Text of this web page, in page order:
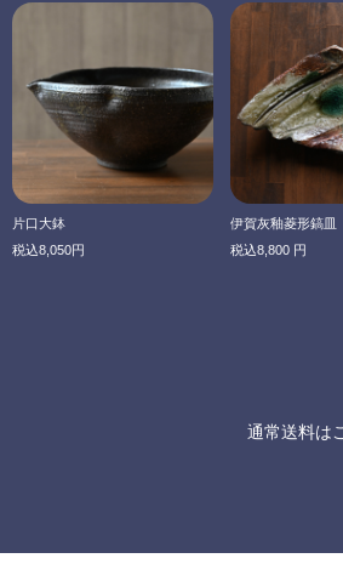
片口大鉢
税込8,050円
伊賀灰釉菱形鎬皿
税込8,800 円
通常送料は